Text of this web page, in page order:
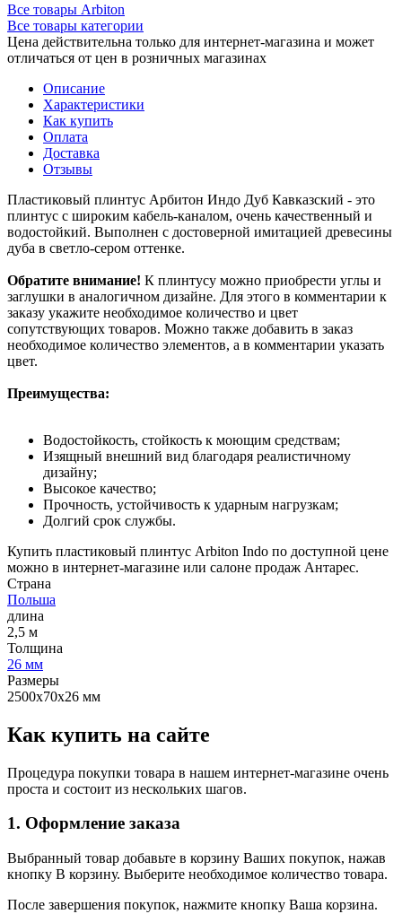
Все товары Arbiton
Все товары категории
Цена действительна только для интернет-магазина и может
отличаться от цен в розничных магазинах
Описание
Характеристики
Как купить
Оплата
Доставка
Отзывы
Пластиковый плинтус Арбитон Индо Дуб Кавказский - это
плинтус с широким кабель-каналом, очень качественный и
водостойкий. Выполнен с достоверной имитацией древесины
дуба в светло-сером оттенке.
Обратите внимание! К плинтусу можно приобрести углы и
заглушки в аналогичном дизайне. Для этого в комментарии к
заказу укажите необходимое количество и цвет
сопутствующих товаров. Можно также добавить в заказ
необходимое количество элементов, а в комментарии указать
цвет.
Преимущества:
Водостойкость, стойкость к моющим средствам;
Изящный внешний вид благодаря реалистичному
дизайну;
Высокое качество;
Прочность, устойчивость к ударным нагрузкам;
Долгий срок службы.
Купить пластиковый плинтус Arbiton Indo по доступной цене
можно в интернет-магазине или салоне продаж Антарес.
Страна
Польша
длина
2,5 м
Толщина
26 мм
Размеры
2500х70х26 мм
Как купить на сайте
Процедура покупки товара в нашем интернет-магазине очень
проста и состоит из нескольких шагов.
1. Оформление заказа
Выбранный товар добавьте в корзину Ваших покупок, нажав
кнопку В корзину. Выберите необходимое количество товара.
После завершения покупок, нажмите кнопку Ваша корзина.